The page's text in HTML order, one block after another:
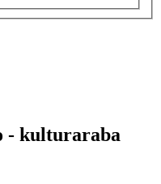
- kulturaraba